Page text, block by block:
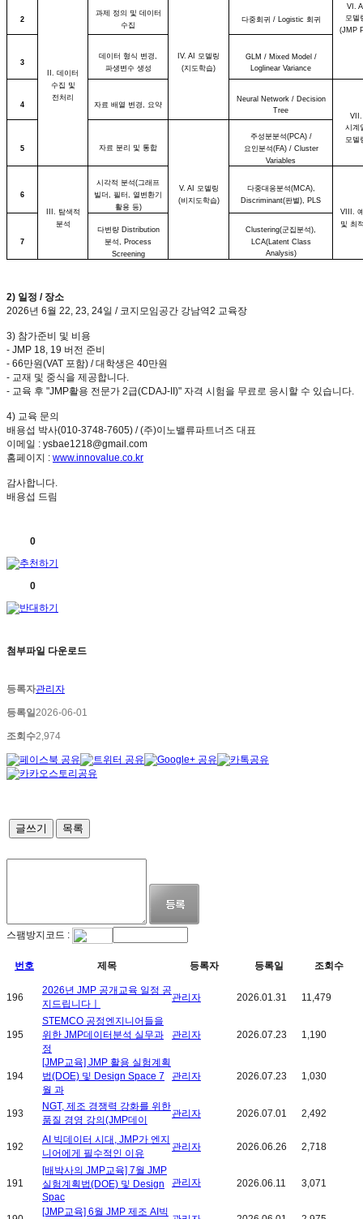
VI.
모델
(JMP
2
II. 데이터
수집 및
전처리
과제 정의 및 데이터
수집
IV. AI 모델링
(지도학습)
다중회귀 / Logistic 회귀
3
데이터 형식 변경,
파생변수 생성
GLM / Mixed Model /
Loglinear Variance
4 자료 배열 변경, 요약
Neural Network / Decision
Tree
VII.
시계
모델
5
자료 분리 및 통합
V. AI
모델링
(비지도학습)
주성분분석(PCA) /
요인분석(FA) / Cluster
Variables
6
III. 탐색적
분석
시각적 분석(그래프
빌더, 필터, 열변환기
활용 등)
다중대응분석(MCA),
Discriminant(판별), PLS
VIII.
및 최
7
다변량Distribution
분석, Process
Screening
Clustering(군집분석),
LCA(Latent Class
Analysis)
2) 일정 / 장소
2026년 6월 22, 23, 24일 / 코지모임공간 강남역2 교육장
3) 참가준비 및 비용
- JMP 18, 19 버전 준비
- 66만원(VAT 포함) /대학생은 40만원
- 교재 및 중식을 제공합니다.
- 교육 후 "JMP활용 전문가 2급(CDAJ-II)" 자격 시험을 무료로 응시할 수 있습니다.
4) 교육 문의
배용섭 박사(010-3748-7605) / (주)이노밸류파트너즈 대표
이메일 : ysbae1218@gmail.com
홈페이지 : www.innovalue.co.kr
감사합니다.
배용섭 드림
0
0
첨부파일 다운로드
등록자관리자
등록일2026-06-01
조회수2,974
글쓰기 목록
스팸방지코드 :
번호 제목 등록자 등록일 조회수
196
2026년 JMP 공개교육 일정 공
지드립니다ㅣ
관리자 2026.01.31 11,479
195
STEMCO 공정엔지니어들을
위한 JMP데이터분석 실무과
정
관리자 2026.07.23 1,190
194
[JMP교육] JMP 활용 실험계획
법(DOE) 및 Design Space 7
월 과
관리자 2026.07.23 1,030
193
NGT, 제조 경쟁력 강화를 위한
품질 경영 강의(JMP데이
관리자 2026.07.01 2,492
192
AI 빅데이터 시대, JMP가 엔지
니어에게 필수적인 이유
관리자 2026.06.26 2,718
191
[배박사의 JMP교육] 7월 JMP
실험계획법(DOE) 및 Design
Spac
관리자 2026.06.11 3,071
[JMP교육] 6월 JMP 제조 AI빅